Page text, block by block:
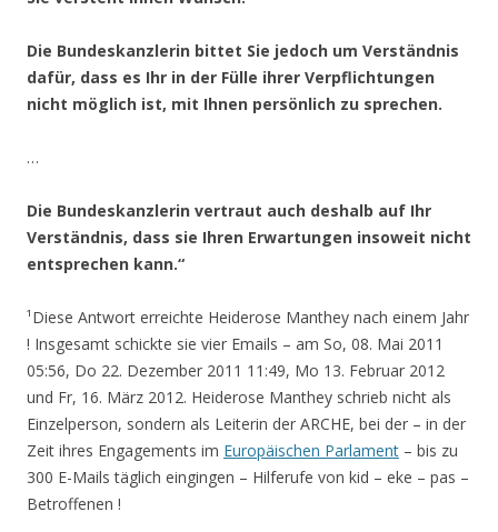
Die Bundeskanzlerin bittet Sie jedoch um Verständnis
dafür, dass es Ihr in der Fülle ihrer Verpflichtungen
nicht möglich ist, mit Ihnen persönlich zu sprechen.
…
Die Bundeskanzlerin vertraut auch deshalb auf Ihr
Verständnis, dass sie Ihren Erwartungen insoweit nicht
entsprechen kann.“
¹Diese Antwort erreichte Heiderose Manthey nach einem Jahr
! Insgesamt schickte sie vier Emails – am So, 08. Mai 2011
05:56, Do 22. Dezember 2011 11:49, Mo 13. Februar 2012
und Fr, 16. März 2012. Heiderose Manthey schrieb nicht als
Einzelperson, sondern als Leiterin der ARCHE, bei der – in der
Zeit ihres Engagements im Europäischen Parlament – bis zu
300 E-Mails täglich eingingen – Hilferufe von kid – eke – pas –
Betroffenen !